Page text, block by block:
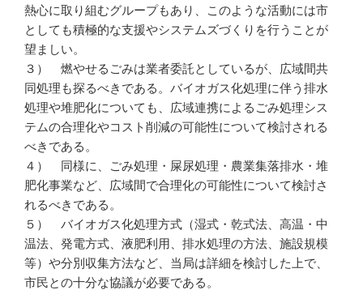
熱心に取り組むグループもあり、このような活動には市
としても積極的な支援やシステムズづくりを行うことが
望ましい。
３） 燃やせるごみは業者委託としているが、広域間共
同処理も探るべきである。バイオガス化処理に伴う排水
処理や堆肥化についても、広域連携によるごみ処理シス
テムの合理化やコスト削減の可能性について検討される
べきである。
４） 同様に、ごみ処理・屎尿処理・農業集落排水・堆
肥化事業など、広域間で合理化の可能性について検討さ
れるべきである。
５） バイオガス化処理方式（湿式・乾式法、高温・中
温法、発電方式、液肥利用、排水処理の方法、施設規模
等）や分別収集方法など、当局は詳細を検討した上で、
市民との十分な協議が必要である。